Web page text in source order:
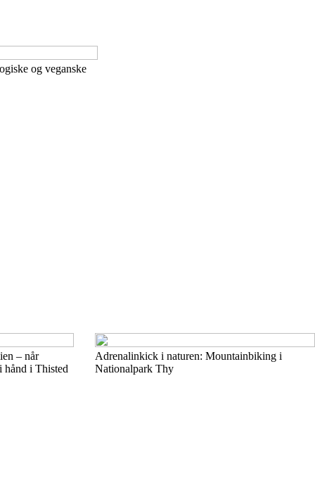
og veganske
– når
hånd i Thisted
Adrenalinkick i naturen: Mountainbiking i
Nationalpark Thy